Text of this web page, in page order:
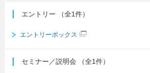
エントリー （全1件）
エントリーボックス
セミナー／説明会 （全1件）